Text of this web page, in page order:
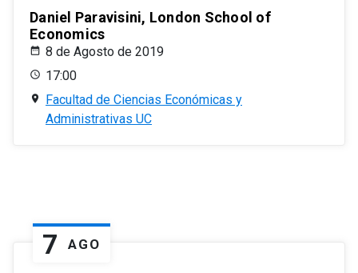
Daniel Paravisini, London School of
Economics
8 de Agosto de 2019
17:00
Facultad de Ciencias Económicas y
Administrativas UC
7 AGO